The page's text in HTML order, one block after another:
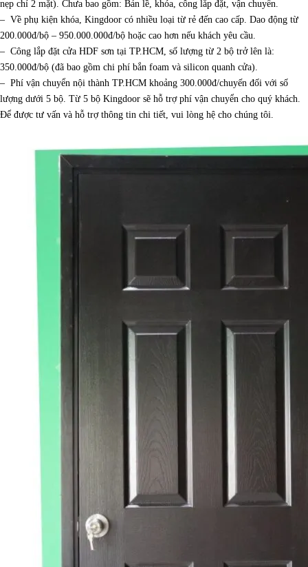
nẹp chỉ 2 mặt). Chưa bao gồm: Bản lề, khóa, công lắp đặt, vận chuyển.
– Về phụ kiện khóa, Kingdoor có nhiều loại từ rẻ đến cao cấp. Dao động từ
200.000đ/bộ – 950.000.000đ/bộ hoặc cao hơn nếu khách yêu cầu.
– Công lắp đặt cửa HDF sơn tại TP.HCM, số lượng từ 2 bộ trở lên là:
350.000đ/bộ (đã bao gồm chi phí bắn foam và silicon quanh cửa).
– Phí vận chuyển nội thành TP.HCM khoảng 300.000đ/chuyến đối với số
lượng dưới 5 bộ. Từ 5 bộ Kingdoor sẽ hỗ trợ phí vận chuyển cho quý khách.
Để được tư vấn và hỗ trợ thông tin chi tiết, vui lòng hệ cho chúng tôi.